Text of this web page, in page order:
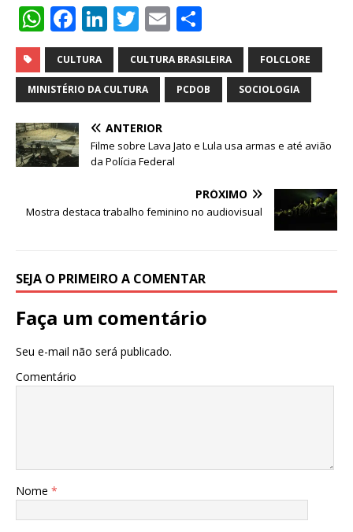
W
h
at
s
A
p
p
F
a
c
e
b
o
o
Li
n
k
e
dI
n
T
w
it
te
r
E
m
ai
l
h
ar
e
CULTURA CULTURA BRASILEIRA FOLCLORE
MINISTÉRIO DA CULTURA PCDOB SOCIOLOGIA
ANTERIOR
Filme sobre Lava Jato e Lula usa armas e até avião
da Polícia Federal
PRÓXIMO
Mostra destaca trabalho feminino no audiovisual
SEJA O PRIMEIRO A COMENTAR
Faça um comentário
Seu e-mail não será publicado.
Comentário
Nome *